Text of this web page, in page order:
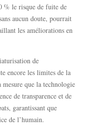
% le risque de fuite de
aucun doute, pourrait
les améliorations en
de
encore les limites de la
que la technologie
de transparence et de
garantissant que
de l’humain.